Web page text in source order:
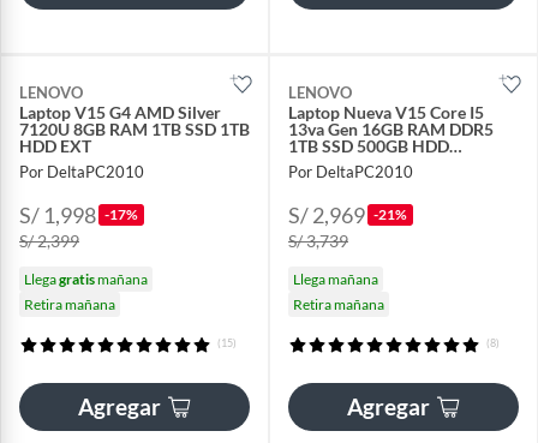
LENOVO
Laptop V15 G4 AMD Silver
7120U 8GB RAM 1TB SSD 1TB
HDD EXT
Por DeltaPC2010
S/ 1,998 -17%
S/ 2,399
Llegagratismañana
Retira mañana
(15)
Agregar
LENOVO
Laptop Nueva V15 Core I5
13va Gen 16GB RAM DDR5
1TB SSD 500GB HDD
EXTERNO
Por DeltaPC2010
S/ 2,969 -21%
S/ 3,739
Llega mañana
Retira mañana
(8)
Agregar